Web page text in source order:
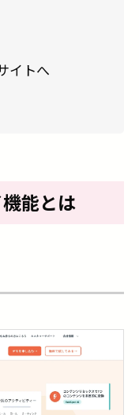
イトへ
能とは